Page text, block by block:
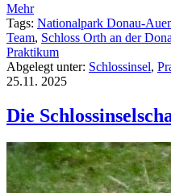
Mehr
Tags: Nationalpark Donau-
Team, Schloss Orth an der
Praktikum
Abgelegt unter: Schlossinsel,
25.11. 2025
Die